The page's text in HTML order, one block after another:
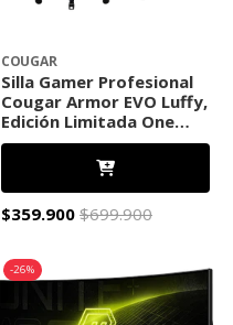
COUGAR
Silla Gamer Profesional
Cougar Armor EVO Luffy,
Edición Limitada One
Piece, Soporte Lumbar 4
$359.900 $699.900
-26%